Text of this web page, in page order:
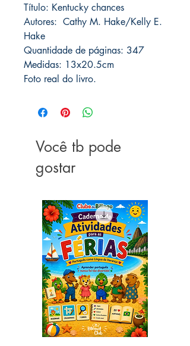
Título: Kentucky chances
Autores: Cathy M. Hake/Kelly E.
Hake
Quantidade de páginas: 347
Medidas: 13x20.5cm
Foto real do livro.
Você tb pode
gostar